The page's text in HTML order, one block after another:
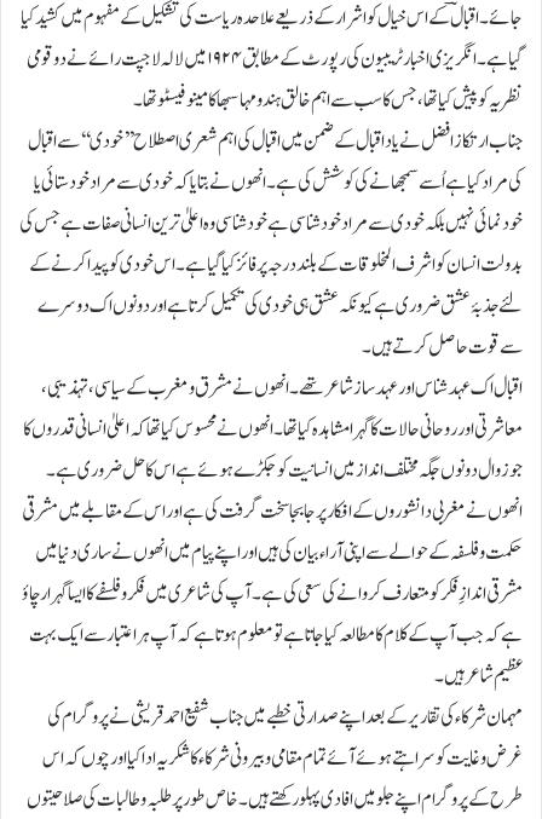
جائے۔اقبالؔ کے اس خیال کواشرارکے ذریعے علاحدہ ریاست کی تشکیل کے مفہوم میں کشید کیا
گیا ہے۔ انگریزی اخبار ٹریبیون کی رپورٹ کے مطابق۱۹۲۴ میں لالہ لاجپت رائےنے دو قومی
نظریہ کو پیش کیا تھا، جس کا سب سے اہم خالق ہندو مہا سبھا کا مینو فیسٹو تھا۔
جناب ارتکاز افضل نے یاد اقبال کے ضمن میں اقبال کی اہم شعری اصطلاح ’’خودی‘‘سے اقبال
کی مراد کیاہےاُسےسمجھانے کی کوشش کی ہے ۔انھوں نے بتایا کہ خودی سے مراد خود ستائی یا
خود نمائی نہیں بلکہ خودی سے مراد خود شناسی ہے خود شناسی وہ اعلیٰ ترین انسانی صفات ہے جس کی
بدولت انسان کو اشرف المخلوقات کے بلند درجہ پر فائز کیا گیا ہے۔ اس خودی کو پیدا کرنے کے
لئے جذبۂ عشق ضروری ہے کیونکہ عشق ہی خودی کی تکمیل کرتا ہے اور دونوں اک دوسرے
سے قوت حاصل کرتے ہیں۔
اقبال اک عہد شناس اور عہد ساز شاعر تھے۔ انھوں نے مشرق و مغرب کے سیاسی، تہذیبی،
معاشرتی اور روحانی حالات کا گہرا مشاہدہ کیا تھا ۔انھوں نے محسوس کیا تھا کہ اعلیٰ انسانی قدروں کا
جو زوال دونوں جگہ مختلف انداز میں انسانیت کو جکڑے ہوئے ہے اس کا حل ضروری ہے۔
انھوں نے مغربی دانشوروں کے افکار پر جا بجا سخت گرفت کی ہے اور اس کے مقابلے میں مشرقی
حکمت و فلسفہ کے حوالے سے اپنی آراء بیان کی ہیں اوراپنے پیام میں انھوں نے ساری دنیا میں
مشرقی اندازِ فکر کو متعارف کروانے کی سعی کی ہے۔ آپ کی شاعری میں فکر و فلسفے کا ایسا گہرا رچاؤ
ہے کہ جب آپ کے کلام کا مطالعہ کیا جاتا ہے تو معلوم ہوتا ہے کہ آپ ہر اعتبار سےایک بہت
عظیم شاعر ہیں ۔
مہمان شرکاء کی تقاریر کے بعد اپنے صدارتی خطبے میں جناب شفیع احمد قریشی نے پروگرام کی
غرض وغایت کو سراہتے ہوئے آئے تمام مقامی و بیرونی شرکاء کا شکریہ اداکیا اورچوں کہ اس
طرح کےپروگرام اپنے جلو میں افادی پہلو رکھتے ہیں ۔خاص طورپر طلبہ وطالبات کی صلاحیتوں